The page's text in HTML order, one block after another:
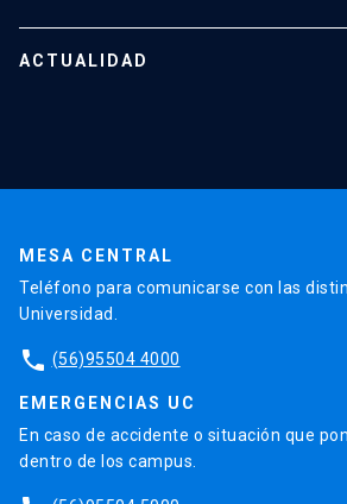
Nuestro equipo
ACTUALIDAD
MESA CENTRAL
Teléfono para comunicarse con las
Universidad.
phone (56)95504 4000
EMERGENCIAS UC
En caso de accidente o situación que
dentro de los campus.